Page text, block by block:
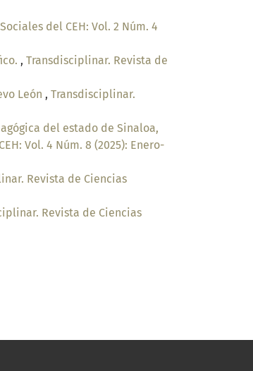
del CEH: Vol. 2 Núm. 4
, Transdisciplinar. Revista de
León , Transdisciplinar.
del estado de Sinaloa,
Vol. 4 Núm. 8 (2025): Enero-
Revista de Ciencias
Revista de Ciencias